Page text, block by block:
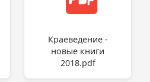
Краеведение -
новые книги
2018.pdf